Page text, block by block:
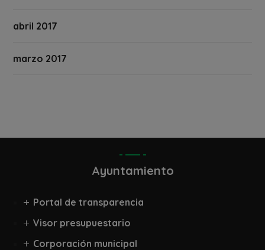
abril 2017
marzo 2017
Ayuntamiento
Portal de transparencia
Visor presupuestario
Corporación municipal